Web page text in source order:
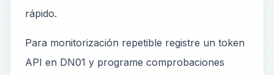
rápido.
Para monitorización repetible registre un token
API en DN01 y programe comprobaciones